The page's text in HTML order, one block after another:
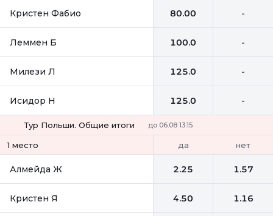
Кристен Фабио 80.00 -
Леммен Б 100.0 -
Милези Л 125.0 -
Исидор Н 125.0 -
Тур Польши. Общие итоги до 06.08 13:15
1 место да нет
Алмейда Ж 2.25 1.57
Кристен Я 4.50 1.16